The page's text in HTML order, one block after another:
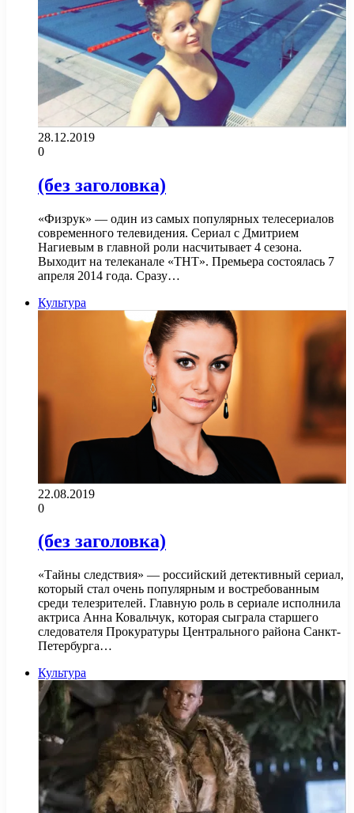
28.12.2019
0
(без заголовка)
«Физрук» — один из самых популярных телесериалов
современного телевидения. Сериал с Дмитрием
Нагиевым в главной роли насчитывает 4 сезона.
Выходит на телеканале «ТНТ». Премьера состоялась 7
апреля 2014 года. Сразу…
Культура
22.08.2019
0
(без заголовка)
«Тайны следствия» — российский детективный сериал,
который стал очень популярным и востребованным
среди телезрителей. Главную роль в сериале исполнила
актриса Анна Ковальчук, которая сыграла старшего
следователя Прокуратуры Центрального района Санкт-
Петербурга…
Культура